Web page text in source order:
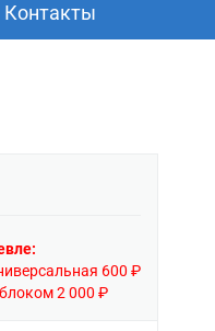
Контакты
600 ₽
2 000 ₽